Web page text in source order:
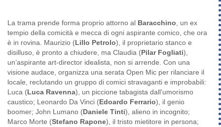
La trama prende forma proprio attorno al Baracchino, un ex
tempio della comicità e mecca di ogni aspirante comico, che ora
è in rovina. Maurizio (Lillo Petrolo), il proprietario stanco e
disilluso, è pronto a chiudere, ma Claudia (Pilar Fogliati),
un’aspirante art-director idealista, non si arrende. Con una
visione audace, organizza una serata Open Mic per rilanciare il
locale, reclutando un gruppo di comici stravaganti e improbabili:
Luca (Luca Ravenna), un piccione tabagista dall’umorismo
caustico; Leonardo Da Vinci (Edoardo Ferrario), il genio
boomer; John Lumano (Daniele Tinti), alieno in incognito;
Marco Morte (Stefano Rapone), il tristo mietitore in persona;